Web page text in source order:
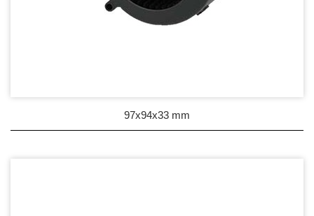
97x94x33 mm